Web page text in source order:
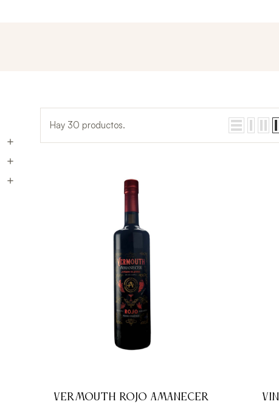



Hay 30 productos.
VERMOUTH ROJO AMANECER